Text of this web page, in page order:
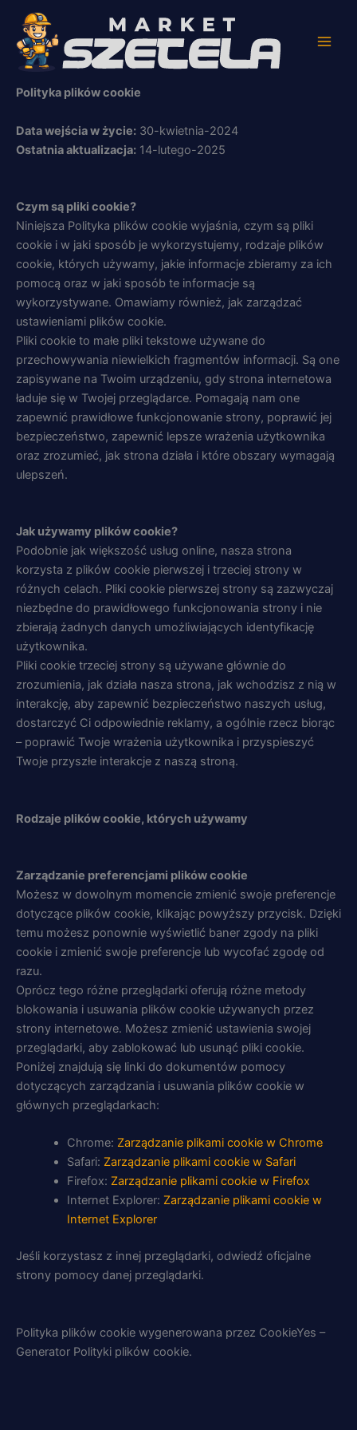
treści
Polityka plików cookie
Data wejścia w życie: 30-kwietnia-2024
Ostatnia aktualizacja: 14-lutego-2025
Czym są pliki cookie?
Niniejsza Polityka plików cookie wyjaśnia, czym są pliki
cookie i w jaki sposób je wykorzystujemy, rodzaje plików
cookie, których używamy, jakie informacje zbieramy za ich
pomocą oraz w jaki sposób te informacje są
wykorzystywane. Omawiamy również, jak zarządzać
ustawieniami plików cookie.
Pliki cookie to małe pliki tekstowe używane do
przechowywania niewielkich fragmentów informacji. Są one
zapisywane na Twoim urządzeniu, gdy strona internetowa
ładuje się w Twojej przeglądarce. Pomagają nam one
zapewnić prawidłowe funkcjonowanie strony, poprawić jej
bezpieczeństwo, zapewnić lepsze wrażenia użytkownika
oraz zrozumieć, jak strona działa i które obszary wymagają
ulepszeń.
Jak używamy plików cookie?
Podobnie jak większość usług online, nasza strona
korzysta z plików cookie pierwszej i trzeciej strony w
różnych celach. Pliki cookie pierwszej strony są zazwyczaj
niezbędne do prawidłowego funkcjonowania strony i nie
zbierają żadnych danych umożliwiających identyfikację
użytkownika.
Pliki cookie trzeciej strony są używane głównie do
zrozumienia, jak działa nasza strona, jak wchodzisz z nią w
interakcję, aby zapewnić bezpieczeństwo naszych usług,
dostarczyć Ci odpowiednie reklamy, a ogólnie rzecz biorąc
– poprawić Twoje wrażenia użytkownika i przyspieszyć
Twoje przyszłe interakcje z naszą stroną.
Rodzaje plików cookie, których używamy
Zarządzanie preferencjami plików cookie
Możesz w dowolnym momencie zmienić swoje preferencje
dotyczące plików cookie, klikając powyższy przycisk. Dzięki
temu możesz ponownie wyświetlić baner zgody na pliki
cookie i zmienić swoje preferencje lub wycofać zgodę od
razu.
Oprócz tego różne przeglądarki oferują różne metody
blokowania i usuwania plików cookie używanych przez
strony internetowe. Możesz zmienić ustawienia swojej
przeglądarki, aby zablokować lub usunąć pliki cookie.
Poniżej znajdują się linki do dokumentów pomocy
dotyczących zarządzania i usuwania plików cookie w
głównych przeglądarkach:
Chrome: Zarządzanie plikami cookie w Chrome
Safari: Zarządzanie plikami cookie w Safari
Firefox: Zarządzanie plikami cookie w Firefox
Internet Explorer: Zarządzanie plikami cookie w
Internet Explorer
Jeśli korzystasz z innej przeglądarki, odwiedź oficjalne
strony pomocy danej przeglądarki.
Polityka plików cookie wygenerowana przez CookieYes –
Generator Polityki plików cookie.